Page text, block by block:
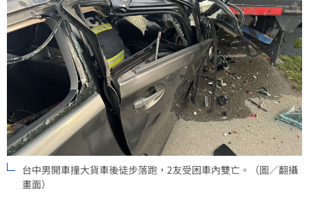
台中男開車撞大貨車後徒步落跑，2友受困車內雙亡。（圖／翻攝
畫面）